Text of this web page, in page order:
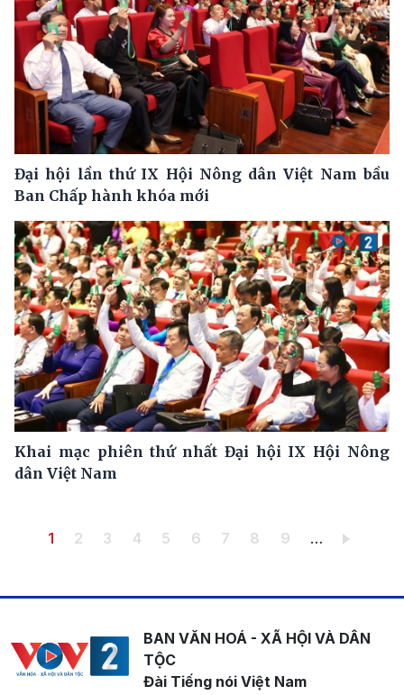
Đại hội lần thứ IX Hội Nông dân Việt Nam bầu
Ban Chấp hành khóa mới
Khai mạc phiên thứ nhất Đại hội IX Hội Nông
dân Việt Nam
Pagination
Trang hiện thời
1 Trang
2 Trang
3 Trang
4 Trang
5 Trang
6 Trang
7 Trang
8 Trang
9 …
BAN VĂN HOÁ - XÃ HỘI VÀ DÂN
TỘC
Đài Tiếng nói Việt Nam